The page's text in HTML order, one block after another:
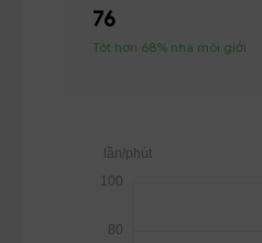
76
Tốt hơn 68% nhà môi giới